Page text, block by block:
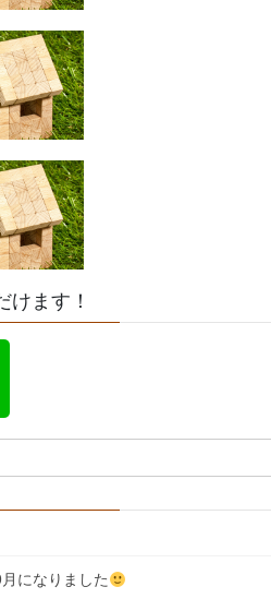
けます！
になりました